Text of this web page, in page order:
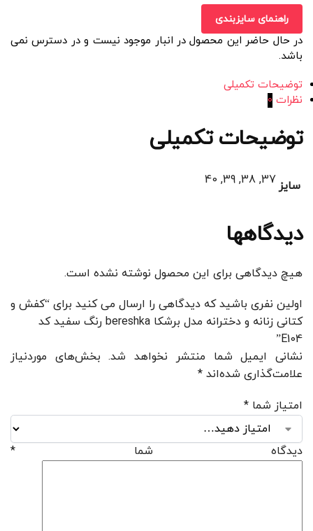
راهنمای سایزبندی
در حال حاضر این محصول در انبار موجود نیست و در دسترس نمی
باشد.
توضیحات تکمیلی
نظرات 0
توضیحات تکمیلی
سایز 37, 38, 39, 40
دیدگاهها
هیچ دیدگاهی برای این محصول نوشته نشده است.
اولین نفری باشید که دیدگاهی را ارسال می کنید برای “کفش و
کتانی زنانه و دخترانه مدل برشکا bereshka رنگ سفید کد
E104”
نشانی ایمیل شما منتشر نخواهد شد. بخش‌های موردنیاز
علامت‌گذاری شده‌اند *
امتیاز شما *
دیدگاه شما *